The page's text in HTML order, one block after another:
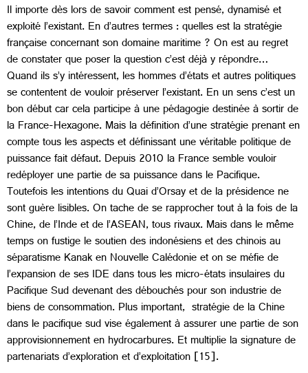
Il importe dès lors de savoir comment est pensé, dynamisé et
exploité l’existant. En d’autres termes : quelles est la stratégie
française concernant son domaine maritime ? On est au regret
de constater que poser la question c’est déjà y répondre…
Quand ils s’y intéressent, les hommes d’états et autres politiques
se contentent de vouloir préserver l’existant. En un sens c’est un
bon début car cela participe à une pédagogie destinée à sortir de
la France-Hexagone. Mais la définition d’une stratégie prenant en
compte tous les aspects et définissant une véritable politique de
puissance fait défaut. Depuis 2010 la France semble vouloir
redéployer une partie de sa puissance dans le Pacifique.
Toutefois les intentions du Quai d’Orsay et de la présidence ne
sont guère lisibles. On tache de se rapprocher tout à la fois de la
Chine, de l’Inde et de l’ASEAN, tous rivaux. Mais dans le même
temps on fustige le soutien des indonésiens et des chinois au
séparatisme Kanak en Nouvelle Calédonie et on se méfie de
l’expansion de ses IDE dans tous les micro-états insulaires du
Pacifique Sud devenant des débouchés pour son industrie de
biens de consommation. Plus important, stratégie de la Chine
dans le pacifique sud vise également à assurer une partie de son
approvisionnement en hydrocarbures. Et multiplie la signature de
partenariats d’exploration et d’exploitation [15].